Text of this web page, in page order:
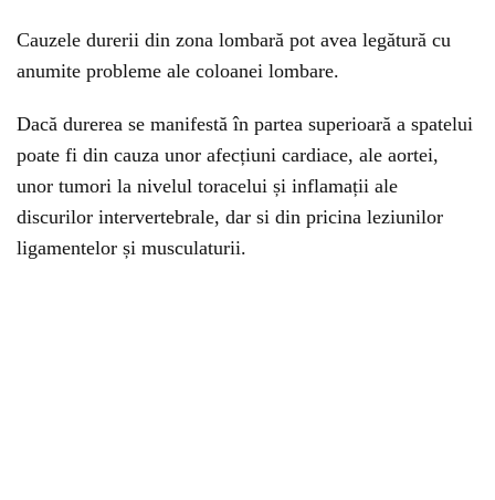
Cauzele durerii din zona lombară pot avea legătură cu
anumite probleme ale coloanei lombare.
Dacă durerea se manifestă în partea superioară a spatelui
poate fi din cauza unor afecțiuni cardiace, ale aortei,
unor tumori la nivelul toracelui și inflamații ale
discurilor intervertebrale, dar si din pricina leziunilor
ligamentelor și musculaturii.